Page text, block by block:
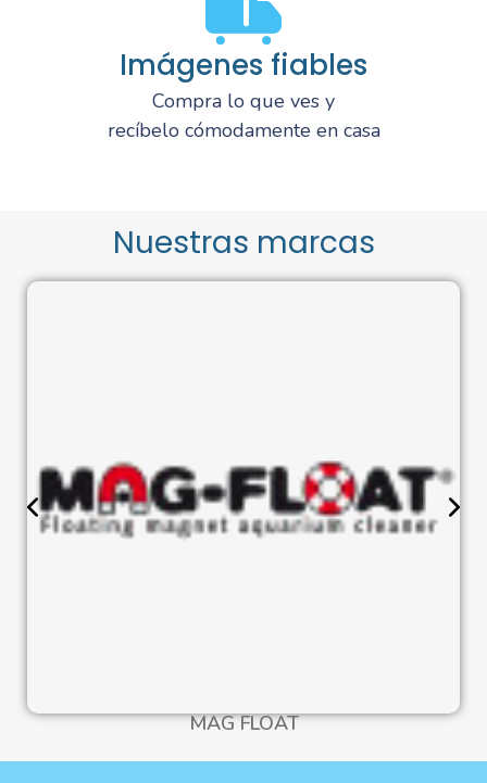
Imágenes fiables
Compra lo que ves y
recíbelo cómodamente en casa
Nuestras marcas
MAG FLOAT